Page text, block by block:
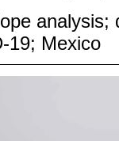
analysis;
19; Mexico